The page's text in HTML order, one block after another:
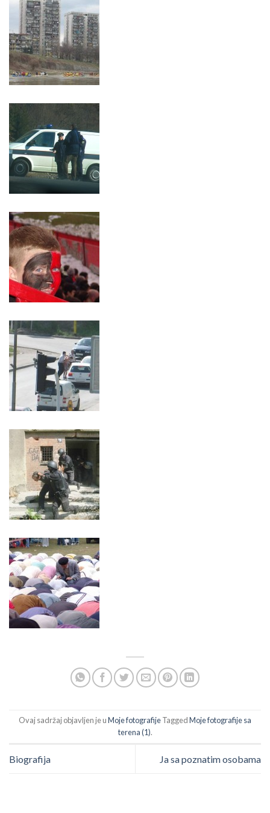
Ovaj sadržaj objavljen je uMoje fotografijeTaggedMoje fotografije sa
terena (1).
Biografija Ja sa poznatim osobama